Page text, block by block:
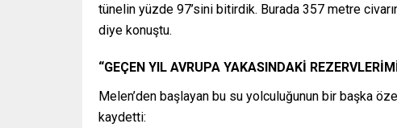
tünelin yüzde 97’sini bitirdik. Burada 357 metre
diye konuştu.
“GEÇEN YIL AVRUPA YAKASINDAKİ
Melen’den başlayan bu su yolculuğunun bir başka
kaydetti: